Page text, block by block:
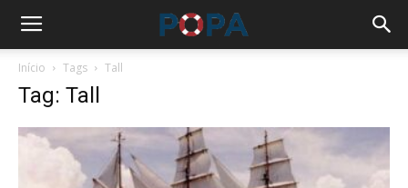
Início Tags Tall
Tag: Tall